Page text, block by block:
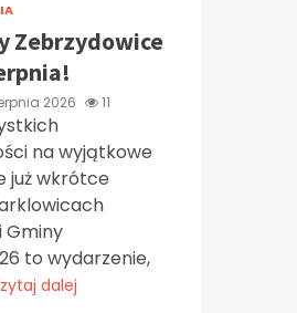
Zebrzydowice
2026 11
na wyjątkowe
już wkrótce
Gminy
to wydarzenie,
dalej